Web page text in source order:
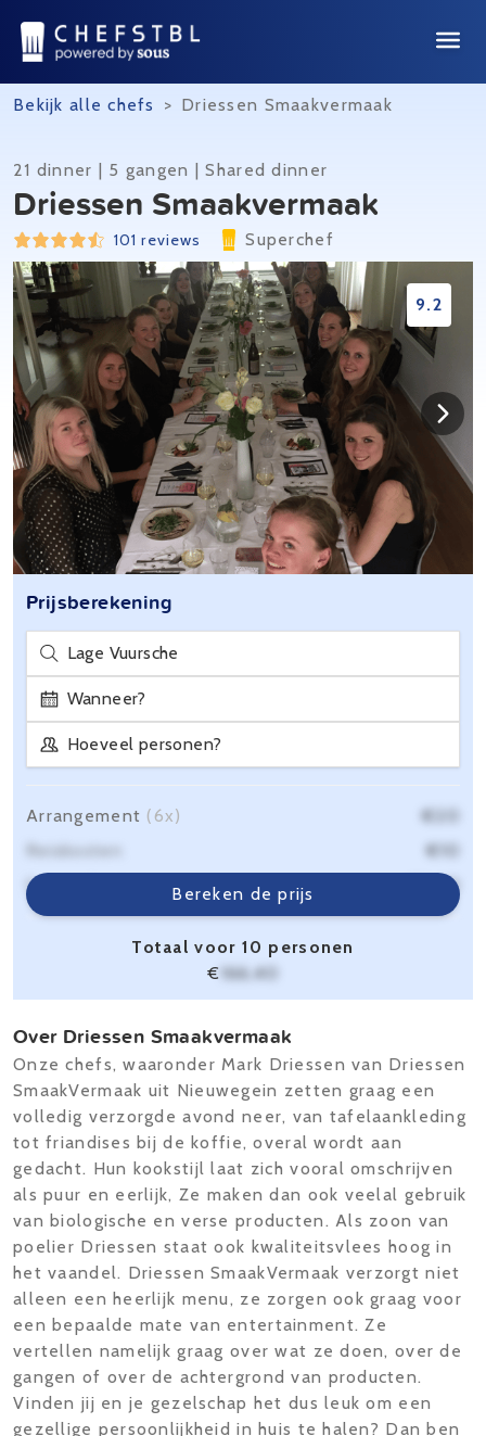
Bekijk alle chefs > Driessen Smaakvermaak
21 dinner | 5 gangen | Shared dinner
Driessen Smaakvermaak
101 reviews Superchef
9.2
Prijsberekening
Lage Vuursche
Wanneer?
Hoeveel personen?
Bereken de prijs
Arrangement (6x)
€20
Reiskosten
€10
Servicekosten
€6,40
Totaal voor 10 personen
€ 166,40
Over Driessen Smaakvermaak
Onze chefs, waaronder Mark Driessen van Driessen
SmaakVermaak uit Nieuwegein zetten graag een
volledig verzorgde avond neer, van tafelaankleding
tot friandises bij de koffie, overal wordt aan
gedacht. Hun kookstijl laat zich vooral omschrijven
als puur en eerlijk, Ze maken dan ook veelal gebruik
van biologische en verse producten. Als zoon van
poelier Driessen staat ook kwaliteitsvlees hoog in
het vaandel. Driessen SmaakVermaak verzorgt niet
alleen een heerlijk menu, ze zorgen ook graag voor
een bepaalde mate van entertainment. Ze
vertellen namelijk graag over wat ze doen, over de
gangen of over de achtergrond van producten.
Vinden jij en je gezelschap het dus leuk om een
gezellige persoonlijkheid in huis te halen? Dan ben